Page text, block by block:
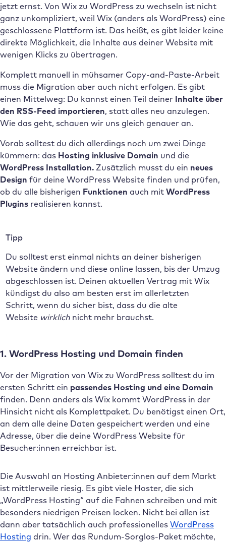
jetzt ernst. Von Wix zu WordPress zu wechseln ist nicht
ganz unkompliziert, weil Wix (anders als WordPress) eine
geschlossene Plattform ist. Das heißt, es gibt leider keine
direkte Möglichkeit, die Inhalte aus deiner Website mit
wenigen Klicks zu übertragen.
Komplett manuell in mühsamer Copy-and-Paste-Arbeit
muss die Migration aber auch nicht erfolgen. Es gibt
einen Mittelweg: Du kannst einen Teil deiner Inhalte über
den RSS-Feed importieren, statt alles neu anzulegen.
Wie das geht, schauen wir uns gleich genauer an.
Vorab solltest du dich allerdings noch um zwei Dinge
kümmern: das Hosting inklusive Domain und die
WordPress Installation. Zusätzlich musst du ein neues
Design für deine WordPress Website finden und prüfen,
ob du alle bisherigen Funktionen auch mit WordPress
Plugins realisieren kannst.
Tipp
Du solltest erst einmal nichts an deiner bisherigen
Website ändern und diese online lassen, bis der Umzug
abgeschlossen ist. Deinen aktuellen Vertrag mit Wix
kündigst du also am besten erst im allerletzten
Schritt, wenn du sicher bist, dass du die alte
Website wirklich nicht mehr brauchst.
1. WordPress Hosting und Domain finden
Vor der Migration von Wix zu WordPress solltest du im
ersten Schritt ein passendes Hosting und eine Domain
finden. Denn anders als Wix kommt WordPress in der
Hinsicht nicht als Komplettpaket. Du benötigst einen Ort,
an dem alle deine Daten gespeichert werden und eine
Adresse, über die deine WordPress Website für
Besucher:innen erreichbar ist.
Die Auswahl an Hosting Anbieter:innen auf dem Markt
ist mittlerweile riesig. Es gibt viele Hoster, die sich
„WordPress Hosting“ auf die Fahnen schreiben und mit
besonders niedrigen Preisen locken. Nicht bei allen ist
dann aber tatsächlich auch professionelles WordPress
Hosting drin. Wer das Rundum-Sorglos-Paket möchte,